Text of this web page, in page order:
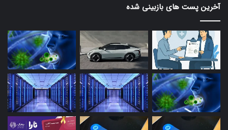
آخرین پست های بازبینی شده